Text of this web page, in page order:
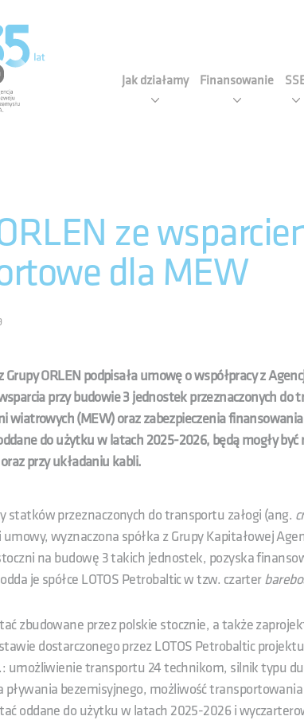
Jak działamy Finansowanie
ze
dla MEW
Grupy ORLEN podpisała umowę o współpracy z
przy budowie 3 jednostek przeznaczonych
wiatrowych (MEW) oraz zabezpieczenia
do użytku w latach 2025-2026, będą mogły
przy układaniu kabli.
statków przeznaczonych do transportu załogi (ang.
wyznaczona spółka z Grupy Kapitałowej
na budowę 3 takich jednostek, pozyska
je spółce LOTOS Petrobaltic w tzw. czarter
zbudowane przez polskie stocznie, a także
dostarczonego przez LOTOS Petrobaltic
umożliwienie transportu 24 technikom, silnik typu
bezemisyjnego, możliwość
oddane do użytku w latach 2025-2026 i